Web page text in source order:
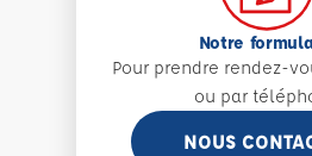
Notre
Pour prendre rendez-
ou par
NOUS